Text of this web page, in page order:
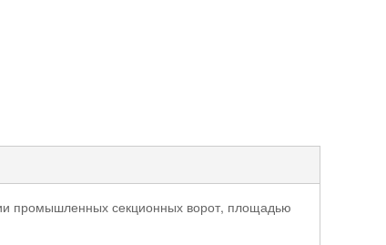
промышленных секционных ворот, площадью